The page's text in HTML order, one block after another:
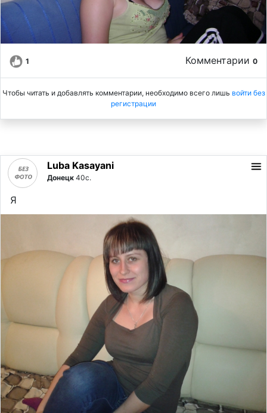
1 Комментарии 0
Чтобы читать и добавлять комментарии, необходимо всего лишь войти без
регистрации
Luba Kasayani
Донецк 40с.
Я